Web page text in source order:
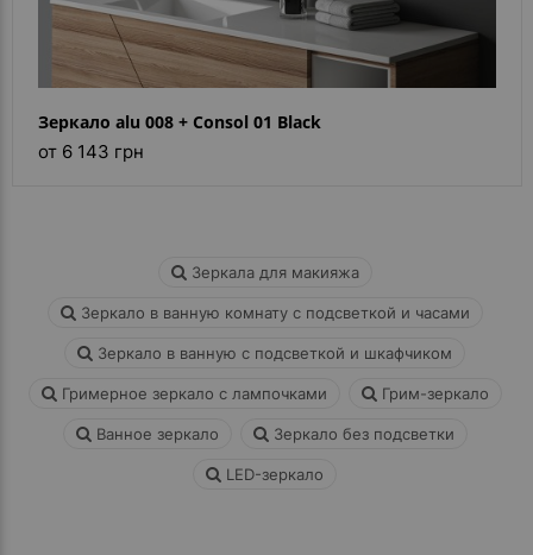
Зеркало alu 008 + Consol 01 Black
от 6 143 грн
Зеркала для макияжа
Зеркало в ванную комнату с подсветкой и часами
Зеркало в ванную с подсветкой и шкафчиком
Гримерное зеркало с лампочками Грим-зеркало
Ванное зеркало Зеркало без подсветки
LED-зеркало